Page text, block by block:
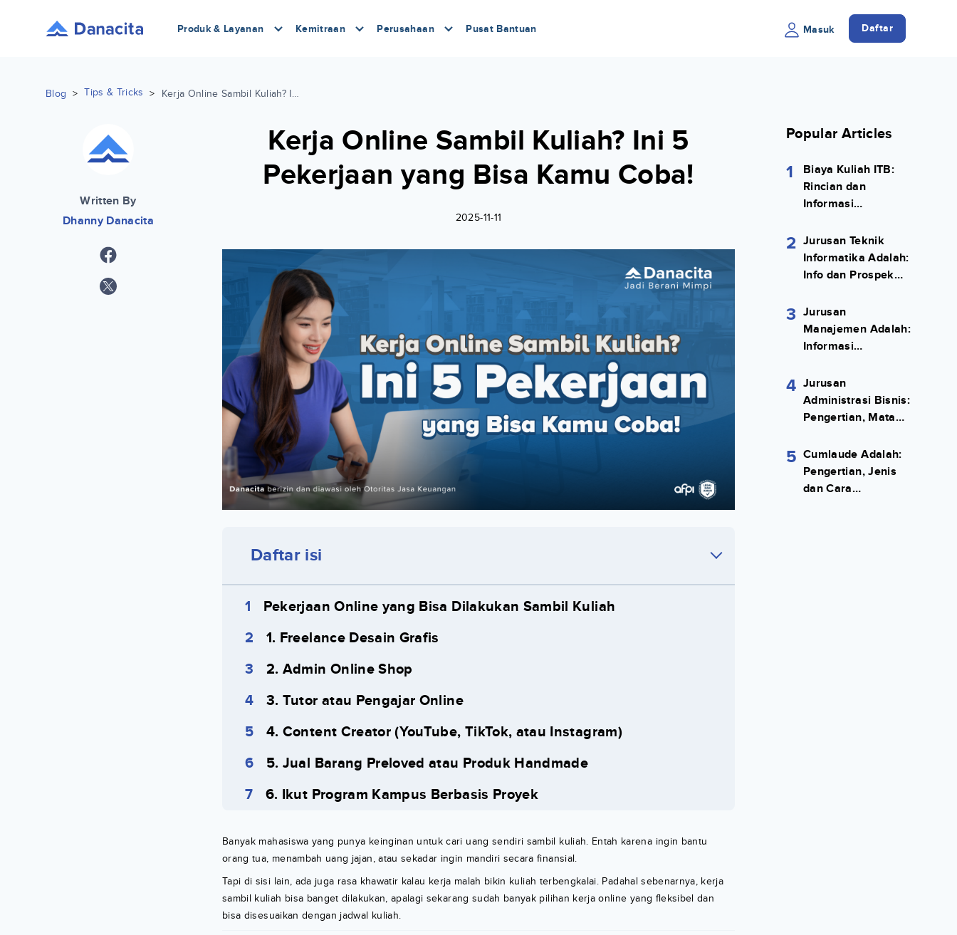
Produk & Layanan Kemitraan Perusahaan Pusat Bantuan Masuk Daftar
Blog > Tips & Tricks > Kerja Online Sambil Kuliah? Ini 5 Pekerjaan yang Bisa Kamu Coba!
Written By
Dhanny Danacita
Kerja Online Sambil Kuliah? Ini 5
Pekerjaan yang Bisa Kamu Coba!
2025-11-11
Daftar isi
Pekerjaan Online yang Bisa Dilakukan Sambil Kuliah
1. Freelance Desain Grafis
2. Admin Online Shop
3. Tutor atau Pengajar Online
4. Content Creator (YouTube, TikTok, atau Instagram)
5. Jual Barang Preloved atau Produk Handmade
6. Ikut Program Kampus Berbasis Proyek
Banyak mahasiswa yang punya keinginan untuk cari uang sendiri sambil kuliah. Entah karena ingin bantu
orang tua, menambah uang jajan, atau sekadar ingin mandiri secara finansial.
Tapi di sisi lain, ada juga rasa khawatir kalau kerja malah bikin kuliah terbengkalai. Padahal sebenarnya, kerja
sambil kuliah bisa banget dilakukan, apalagi sekarang sudah banyak pilihan kerja online yang fleksibel dan
bisa disesuaikan dengan jadwal kuliah.
Popular Articles
1
Biaya Kuliah ITB:
Rincian dan
Informasi
2 Jurusan Teknik
Informatika Adalah:
Info dan Prospek
3 Jurusan
Manajemen Adalah:
Informasi
4 Jurusan
Administrasi Bisnis:
Pengertian, Mata
Kerja Lengkap
5 Cumlaude Adalah:
Pengertian, Jenis
dan Cara